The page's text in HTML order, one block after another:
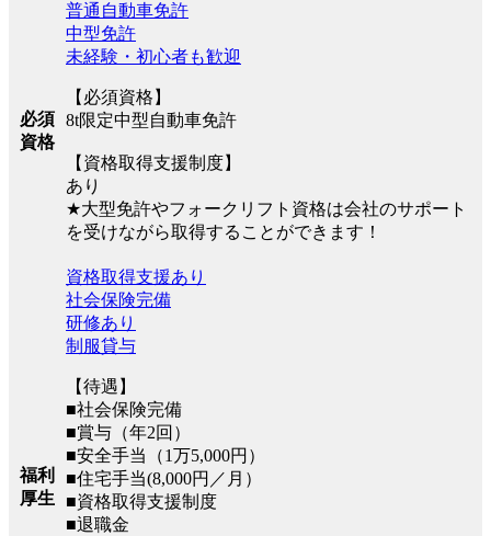
必須
資格
普通自動車免許
中型免許
未経験・初心者も歓迎
【必須資格】
8t限定中型自動車免許
【資格取得支援制度】
あり
★大型免許やフォークリフト資格は会社のサポート
を受けながら取得することができます！
福利
厚生
資格取得支援あり
社会保険完備
研修あり
制服貸与
【待遇】
■社会保険完備
■賞与（年2回）
■安全手当（1万5,000円）
■住宅手当(8,000円／月）
■資格取得支援制度
■退職金